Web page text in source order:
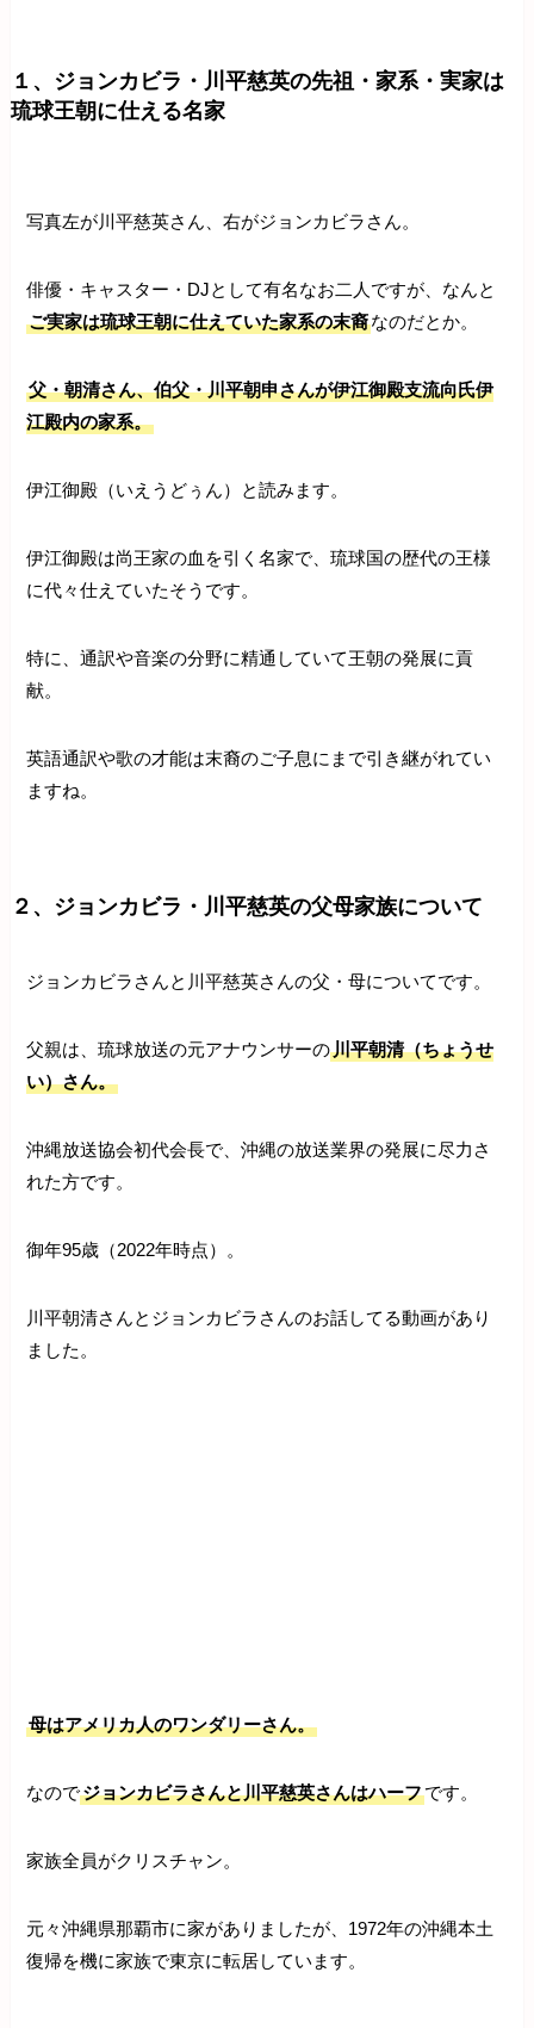
１、ジョンカビラ・川平慈英の先祖・家系・実家は
琉球王朝に仕える名家
写真左が川平慈英さん、右がジョンカビラさん。
俳優・キャスター・DJとして有名なお二人ですが、なんと
ご実家は琉球王朝に仕えていた家系の末裔なのだとか。
父・朝清さん、伯父・川平朝申さんが伊江御殿支流向氏伊
江殿内の家系。
伊江御殿（いえうどぅん）と読みます。
伊江御殿は尚王家の血を引く名家で、琉球国の歴代の王様
に代々仕えていたそうです。
特に、通訳や音楽の分野に精通していて王朝の発展に貢
献。
英語通訳や歌の才能は末裔のご子息にまで引き継がれてい
ますね。
２、ジョンカビラ・川平慈英の父母家族について
ジョンカビラさんと川平慈英さんの父・母についてです。
父親は、琉球放送の元アナウンサーの川平朝清（ちょうせ
い）さん。
沖縄放送協会初代会長で、沖縄の放送業界の発展に尽力さ
れた方です。
御年95歳（2022年時点）。
川平朝清さんとジョンカビラさんのお話してる動画があり
ました。
母はアメリカ人のワンダリーさん。
なのでジョンカビラさんと川平慈英さんはハーフです。
家族全員がクリスチャン。
元々沖縄県那覇市に家がありましたが、1972年の沖縄本土
復帰を機に家族で東京に転居しています。